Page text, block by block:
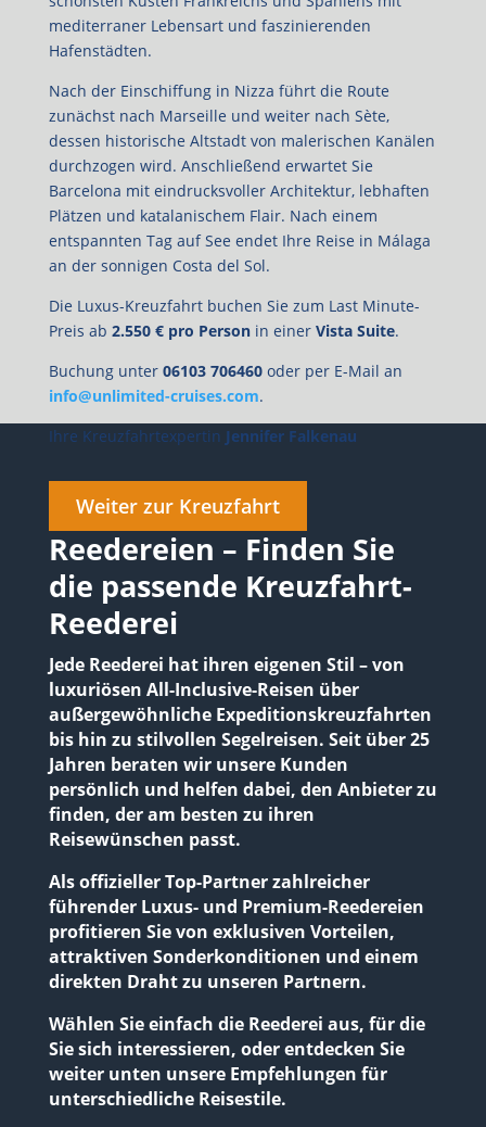
mediterraner Lebensart und faszinierenden
Hafenstädten.
Nach der Einschiffung in Nizza führt die Route
zunächst nach Marseille und weiter nach Sète,
dessen historische Altstadt von malerischen Kanälen
durchzogen wird. Anschließend erwartet Sie
Barcelona mit eindrucksvoller Architektur, lebhaften
Plätzen und katalanischem Flair. Nach einem
entspannten Tag auf See endet Ihre Reise in Málaga
an der sonnigen Costa del Sol.
Die Luxus-Kreuzfahrt buchen Sie zum Last Minute-
Preis ab 2.550 € pro Personin einer Vista Suite.
Buchung unter 06103 706460oder per E-Mail an
info@unlimited-cruises.com.
Ihre Kreuzfahrtexpertin Jennifer Falkenau
Weiter zur Kreuzfahrt
Reedereien – Finden Sie
die passende Kreuzfahrt-
Reederei
Jede Reederei hat ihren eigenen Stil – von
luxuriösen All-Inclusive-Reisen über
außergewöhnliche Expeditionskreuzfahrten
bis hin zu stilvollen Segelreisen. Seit über 25
Jahren beraten wir unsere Kunden
persönlich und helfen dabei, den Anbieter zu
finden, der am besten zu ihren
Reisewünschen passt.
Als offizieller Top-Partner zahlreicher
führender Luxus- und Premium-Reedereien
profitieren Sie von exklusiven Vorteilen,
attraktiven Sonderkonditionen und einem
direkten Draht zu unseren Partnern.
Wählen Sie einfach die Reederei aus, für die
Sie sich interessieren, oder entdecken Sie
weiter unten unsere Empfehlungen für
unterschiedliche Reisestile.